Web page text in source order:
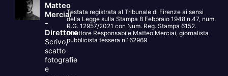
Matteo
Merciai
-
Direttore
Scrivo,
scatto
fotografie
e
Testata registrata al Tribunale di Firenze ai sensi
della Legge sulla Stampa 8 Febbraio 1948 n.47, num.
R.G. 12957/2021 con Num. Reg. Stampa 6152.
Direttore Responsabile Matteo Merciai, giornalista
pubblicista tessera n.162969